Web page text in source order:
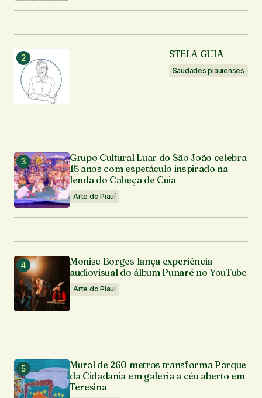
STELA GUIA
Saudades piauienses
Grupo Cultural Luar do São João celebra
15 anos com espetáculo inspirado na
lenda do Cabeça de Cuia
Arte do Piauí
Monise Borges lança experiência
audiovisual do álbum Punaré no YouTube
Arte do Piauí
Mural de 260 metros transforma Parque
da Cidadania em galeria a céu aberto em
Teresina